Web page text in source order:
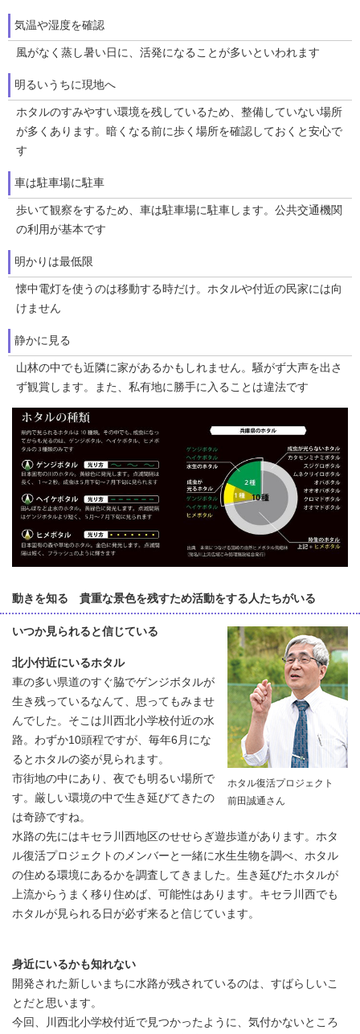
気温や湿度を確認
風がなく蒸し暑い日に、活発になることが多いといわれます
明るいうちに現地へ
ホタルのすみやすい環境を残しているため、整備していない場所
が多くあります。暗くなる前に歩く場所を確認しておくと安心で
す
車は駐車場に駐車
歩いて観察をするため、車は駐車場に駐車します。公共交通機関
の利用が基本です
明かりは最低限
懐中電灯を使うのは移動する時だけ。ホタルや付近の民家には向
けません
静かに見る
山林の中でも近隣に家があるかもしれません。騒がず大声を出さ
ず観賞します。また、私有地に勝手に入ることは違法です
動きを知る 貴重な景色を残すため活動をする人たちがいる
ホタル復活プロジェクト
前田誠通さん
いつか見られると信じている
北小付近にいるホタル
車の多い県道のすぐ脇でゲンジボタルが
生き残っているなんて、思ってもみませ
んでした。そこは川西北小学校付近の水
路。わずか10頭程ですが、毎年6月にな
るとホタルの姿が見られます。
市街地の中にあり、夜でも明るい場所で
す。厳しい環境の中で生き延びてきたの
は奇跡ですね。
水路の先にはキセラ川西地区のせせらぎ遊歩道があります。ホタ
ル復活プロジェクトのメンバーと一緒に水生生物を調べ、ホタル
の住める環境にあるかを調査してきました。生き延びたホタルが
上流からうまく移り住めば、可能性はあります。キセラ川西でも
ホタルが見られる日が必ず来ると信じています。
身近にいるかも知れない
開発された新しいまちに水路が残されているのは、すばらしいこ
とだと思います。
今回、川西北小学校付近で見つかったように、気付かないところ